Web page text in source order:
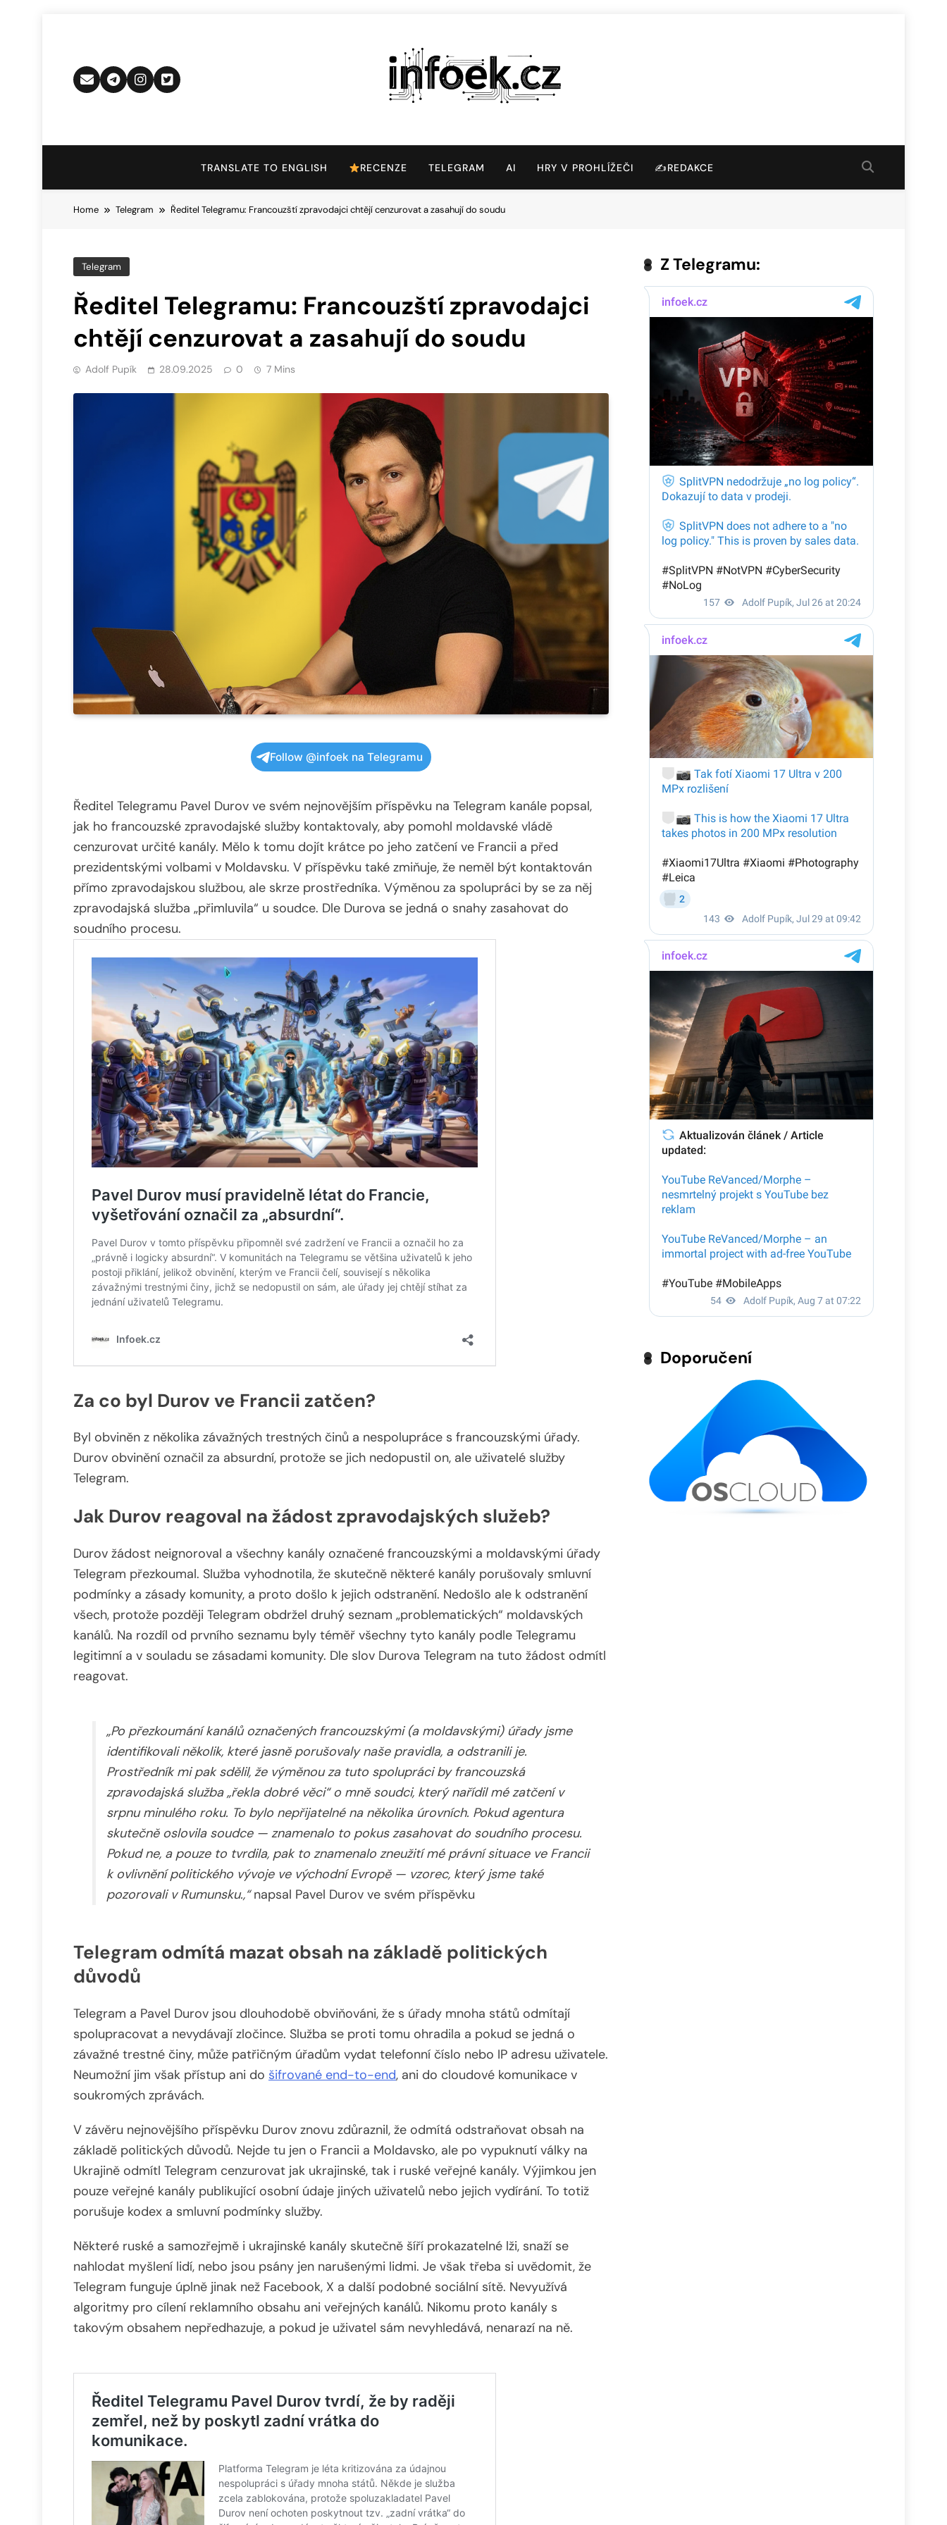
Infoek.cz
TRANSLATE TO ENGLISH RECENZE TELEGRAM AI HRY V PROHLÍŽEČI ✍️REDAKCE
Home Telegram Ředitel Telegramu: Francouzští zpravodajci chtějí cenzurovat a zasahují do soudu
Telegram
Ředitel Telegramu: Francouzští zpravodajci
chtějí cenzurovat a zasahují do soudu
Adolf Pupík 28.09.2025 0 7 Mins
Follow @infoek na Telegramu
Ředitel Telegramu Pavel Durov ve svém nejnovějším příspěvku na Telegram kanále popsal,
jak ho francouzské zpravodajské služby kontaktovaly, aby pomohl moldavské vládě
cenzurovat určité kanály. Mělo k tomu dojít krátce po jeho zatčení ve Francii a před
prezidentskými volbami v Moldavsku. V příspěvku také zmiňuje, že neměl být kontaktován
přímo zpravodajskou službou, ale skrze prostředníka. Výměnou za spolupráci by se za něj
zpravodajská služba „přimluvila“ u soudce. Dle Durova se jedná o snahy zasahovat do
soudního procesu.
Za co byl Durov ve Francii zatčen?
Byl obviněn z několika závažných trestných činů a nespolupráce s francouzskými úřady.
Durov obvinění označil za absurdní, protože se jich nedopustil on, ale uživatelé služby
Telegram.
Jak Durov reagoval na žádost zpravodajských služeb?
Durov žádost neignoroval a všechny kanály označené francouzskými a moldavskými úřady
Telegram přezkoumal. Služba vyhodnotila, že skutečně některé kanály porušovaly smluvní
podmínky a zásady komunity, a proto došlo k jejich odstranění. Nedošlo ale k odstranění
všech, protože později Telegram obdržel druhý seznam „problematických“ moldavských
kanálů. Na rozdíl od prvního seznamu byly téměř všechny tyto kanály podle Telegramu
legitimní a v souladu se zásadami komunity. Dle slov Durova Telegram na tuto žádost odmítl
reagovat.
„Po přezkoumání kanálů označených francouzskými (a moldavskými) úřady jsme
identifikovali několik, které jasně porušovaly naše pravidla, a odstranili je.
Prostředník mi pak sdělil, že výměnou za tuto spolupráci by francouzská
zpravodajská služba „řekla dobré věci“ o mně soudci, který nařídil mé zatčení v
srpnu minulého roku. To bylo nepřijatelné na několika úrovních. Pokud agentura
skutečně oslovila soudce — znamenalo to pokus zasahovat do soudního procesu.
Pokud ne, a pouze to tvrdila, pak to znamenalo zneužití mé právní situace ve Francii
k ovlivnění politického vývoje ve východní Evropě — vzorec, který jsme také
pozorovali v Rumunsku.,“napsal Pavel Durov ve svém příspěvku
Telegram odmítá mazat obsah na základě politických
důvodů
Telegram a Pavel Durov jsou dlouhodobě obviňováni, že s úřady mnoha států odmítají
spolupracovat a nevydávají zločince. Služba se proti tomu ohradila a pokud se jedná o
závažné trestné činy, může patřičným úřadům vydat telefonní číslo nebo IP adresu uživatele.
Neumožní jim však přístup ani do šifrované end-to-end, ani do cloudové komunikace v
soukromých zprávách.
V závěru nejnovějšího příspěvku Durov znovu zdůraznil, že odmítá odstraňovat obsah na
základě politických důvodů. Nejde tu jen o Francii a Moldavsko, ale po vypuknutí války na
Ukrajině odmítl Telegram cenzurovat jak ukrajinské, tak i ruské veřejné kanály. Výjimkou jen
pouze veřejné kanály publikující osobní údaje jiných uživatelů nebo jejich vydírání. To totiž
porušuje kodex a smluvní podmínky služby.
Některé ruské a samozřejmě i ukrajinské kanály skutečně šíří prokazatelné lži, snaží se
nahlodat myšlení lidí, nebo jsou psány jen narušenými lidmi. Je však třeba si uvědomit, že
Telegram funguje úplně jinak než Facebook, X a další podobné sociální sítě. Nevyužívá
algoritmy pro cílení reklamního obsahu ani veřejných kanálů. Nikomu proto kanály s
takovým obsahem nepředhazuje, a pokud je uživatel sám nevyhledává, nenarazí na ně.
Z Telegramu:
Doporučení